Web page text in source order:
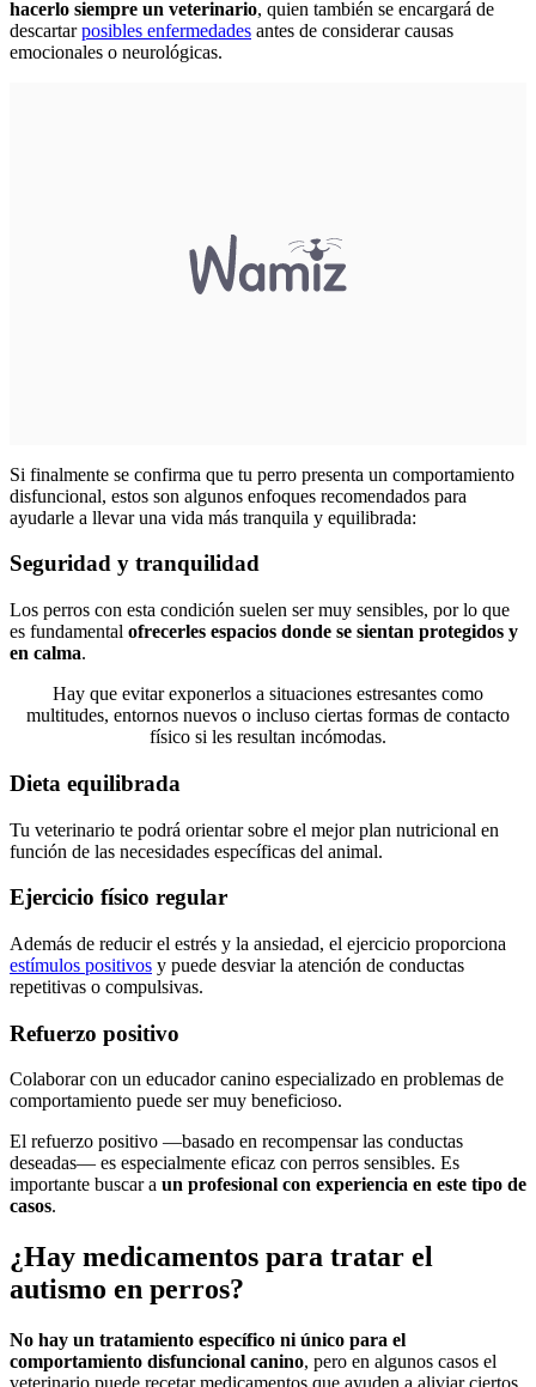
hacerlo siempre un veterinario, quien también se encargará de
descartarposibles enfermedades antes de considerar causas
emocionales o neurológicas.
Si finalmente se confirma que tu perro presenta un comportamiento
disfuncional, estos son algunos enfoques recomendados para
ayudarle a llevar una vida más tranquila y equilibrada:
Seguridad y tranquilidad
Los perros con esta condición suelen ser muy sensibles, por lo que
es fundamental ofrecerles espacios donde se sientan protegidos y
en calma.
Hay que evitar exponerlos a situaciones estresantes como
multitudes, entornos nuevos o incluso ciertas formas de contacto
físico si les resultan incómodas.
Dieta equilibrada
Tu veterinario te podrá orientar sobre el mejor plan nutricional en
función de las necesidades específicas del animal.
Ejercicio físico regular
Además de reducir el estrés y la ansiedad, el ejercicio proporciona
estímulos positivos y puede desviar la atención de conductas
repetitivas o compulsivas.
Refuerzo positivo
Colaborar con un educador canino especializado en problemas de
comportamiento puede ser muy beneficioso.
El refuerzo positivo —basado en recompensar las conductas
deseadas— es especialmente eficaz con perros sensibles. Es
importante buscar a un profesional con experiencia en este tipo de
casos.
¿Hay medicamentos para tratar el
autismo en perros?
No hay un tratamiento específico ni único para el
comportamiento disfuncional canino, pero en algunos casos el